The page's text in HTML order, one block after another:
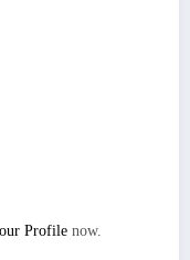
Profile now.